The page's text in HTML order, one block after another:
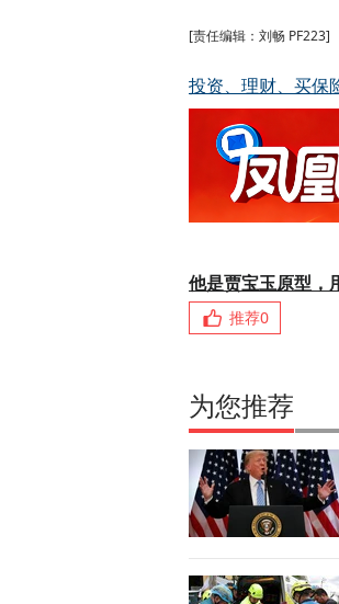
[责任编辑：刘畅 PF223]
投资、理财、买保
他是贾宝玉原型，
推荐0
为您推荐